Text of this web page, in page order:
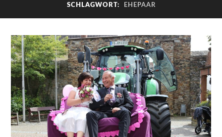
SCHLAGWORT: EHEPAAR